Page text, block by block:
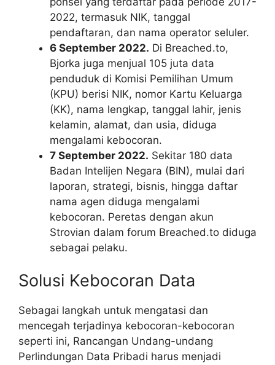
2022, termasuk NIK, tanggal
pendaftaran, dan nama operator seluler.
6 September 2022. Di Breached.to,
Bjorka juga menjual 105 juta data
penduduk di Komisi Pemilihan Umum
(KPU) berisi NIK, nomor Kartu Keluarga
(KK), nama lengkap, tanggal lahir, jenis
kelamin, alamat, dan usia, diduga
mengalami kebocoran.
7 September 2022. Sekitar 180 data
Badan Intelijen Negara (BIN), mulai dari
laporan, strategi, bisnis, hingga daftar
nama agen diduga mengalami
kebocoran. Peretas dengan akun
Strovian dalam forum Breached.to diduga
sebagai pelaku.
Solusi Kebocoran Data
Sebagai langkah untuk mengatasi dan
mencegah terjadinya kebocoran-kebocoran
seperti ini, Rancangan Undang-undang
Perlindungan Data Pribadi harus menjadi